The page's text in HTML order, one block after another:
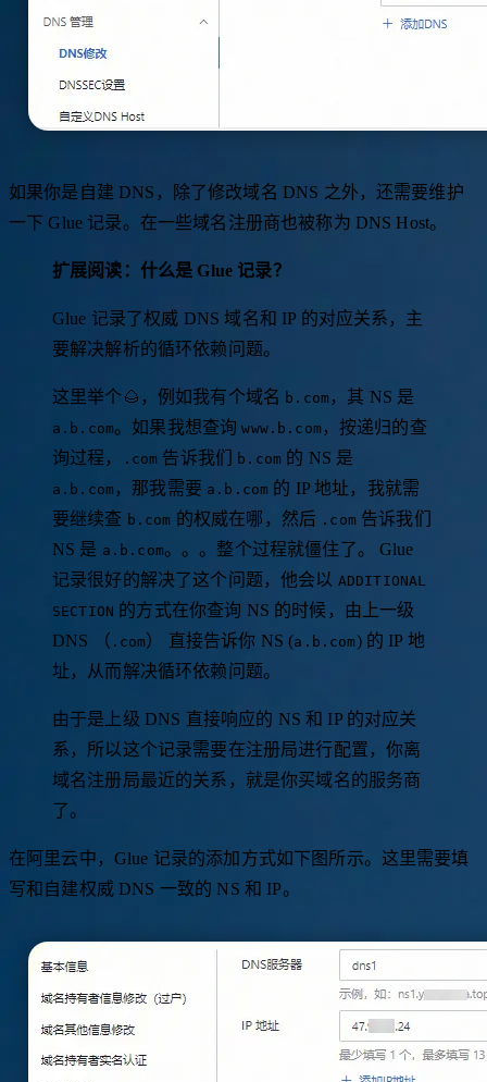
如果你是自建 DNS，除了修改域名 DNS 之外，还需要维护
一下 Glue 记录。在一些域名注册商也被称为 DNS Host。
扩展阅读：什么是 Glue 记录？
Glue 记录了权威 DNS 域名和 IP 的对应关系，主
要解决解析的循环依赖问题。
这里举个🌰，例如我有个域名 b.com ，其 NS 是
a.b.com。如果我想查询www.b.com ，按递归的查
询过程，
.com 告诉我们 b.com 的 NS 是
a.b.com ，那我需要 a.b.com 的 IP 地址，我就需
要继续查 b.com 的权威在哪，然后 .com 告诉我们
NS 是 a.b.com。。。整个过程就僵住了。 Glue
记录很好的解决了这个问题，他会以 ADDITIONAL
SECTION 的方式在你查询 NS 的时候，由上一级
DNS （ .com） 直接告诉你 NS (a.b.com) 的 IP 地
址，从而解决循环依赖问题。
由于是上级 DNS 直接响应的 NS 和 IP 的对应关
系，所以这个记录需要在注册局进行配置，你离
域名注册局最近的关系，就是你买域名的服务商
了。
在阿里云中，Glue 记录的添加方式如下图所示。这里需要填
写和自建权威 DNS 一致的 NS 和 IP。